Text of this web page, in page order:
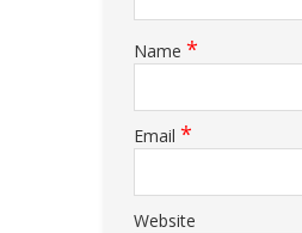
Name *
Email *
Website